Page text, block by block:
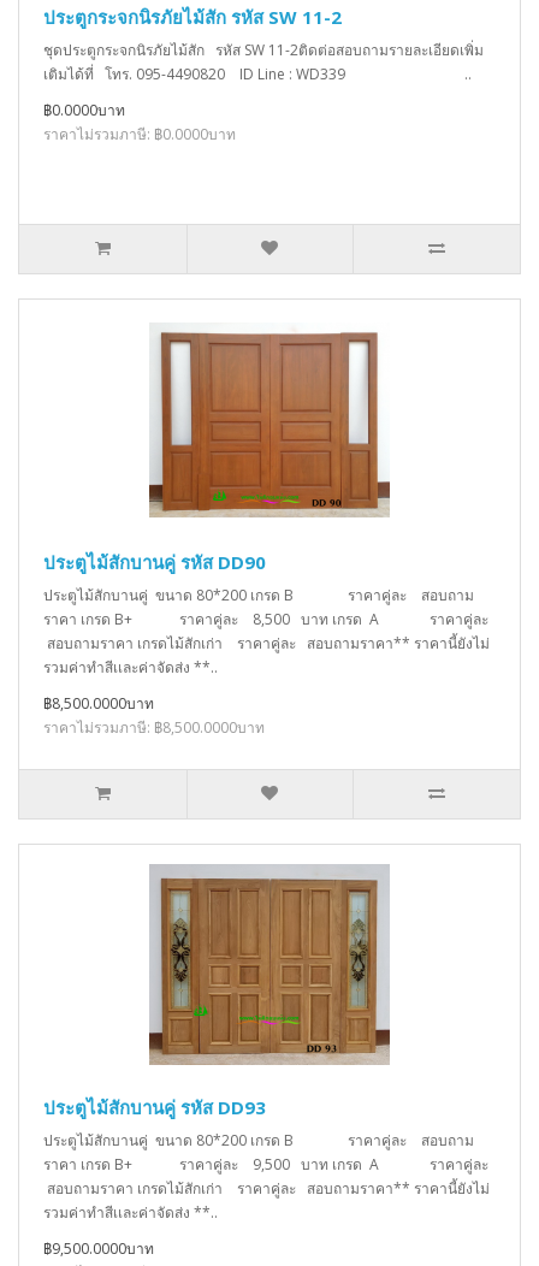
ประตูกระจกนิรภัยไม้สัก รหัส SW 11-2
ชุดประตูกระจกนิรภัยไม้สัก รหัส SW 11-2ติดต่อสอบถามรายละเอียดเพิ่ม
เติมได้ที่ โทร. 095-4490820 ID Line : WD339 ..
฿0.0000บาท
ราคาไม่รวมภาษี: ฿0.0000บาท
ประตูไม้สักบานคู่ รหัส DD90
ประตูไม้สักบานคู่ ขนาด 80*200 เกรด B ราคาคู่ละ สอบถาม
ราคา เกรด B+ ราคาคู่ละ 8,500 บาท เกรด A ราคาคู่ละ
สอบถามราคา เกรดไม้สักเก่า ราคาคู่ละ สอบถามราคา** ราคานี้ยังไม่
รวมค่าทำสีเเละค่าจัดส่ง **..
฿8,500.0000บาท
ราคาไม่รวมภาษี: ฿8,500.0000บาท
ประตูไม้สักบานคู่ รหัส DD93
ประตูไม้สักบานคู่ ขนาด 80*200 เกรด B ราคาคู่ละ สอบถาม
ราคา เกรด B+ ราคาคู่ละ 9,500 บาท เกรด A ราคาคู่ละ
สอบถามราคา เกรดไม้สักเก่า ราคาคู่ละ สอบถามราคา** ราคานี้ยังไม่
รวมค่าทำสีเเละค่าจัดส่ง **..
฿9,500.0000บาท